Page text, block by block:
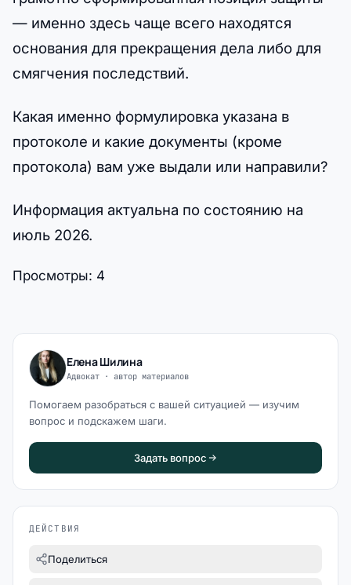
— именно здесь чаще всего находятся
основания для прекращения дела либо для
смягчения последствий.
Какая именно формулировка указана в
протоколе и какие документы (кроме
протокола) вам уже выдали или направили?
Информация актуальна по состоянию на
июль 2026.
Просмотры: 4
Елена Шилина
Адвокат · автор материалов
Помогаем разобраться с вашей ситуацией — изучим
вопрос и подскажем шаги.
Задать вопрос
ДЕЙСТВИЯ
Поделиться